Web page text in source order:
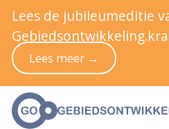
Lees de jubileumeditie
Lees meer →